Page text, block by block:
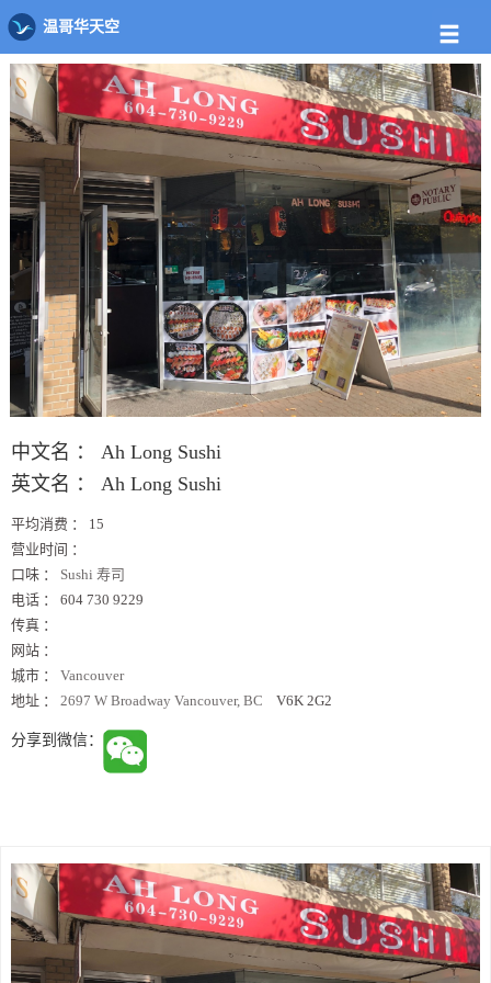
温哥华天空
店铺 饭馆列表
中文名 ：
Ah Long Sushi
英文名 ：
Ah Long Sushi
平均消费 ： 15
营业时间 ：
口味 ： Sushi 寿司
电话 ： 604 730 9229
传真 ：
网站 ：
城市 ： Vancouver
地址 ： 2697 W Broadway Vancouver, BC V6K 2G2
分享到微信：